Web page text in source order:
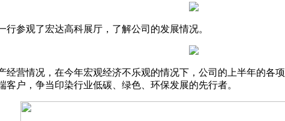
参观了宏达高科展厅，了解公司的发展情况。
营情况，在今年宏观经济不乐观的情况下，公司的上半年的各
户，争当印染行业低碳、绿色、环保发展的先行者。